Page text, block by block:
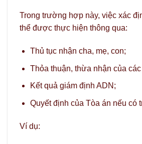
Trong trường hợp này, việc xác
thể được thực hiện thông qua:
Thủ tục nhận cha, mẹ, con;
Thỏa thuận, thừa nhận của các
Kết quả giám định ADN;
Quyết định của Tòa án nếu có
Ví dụ: